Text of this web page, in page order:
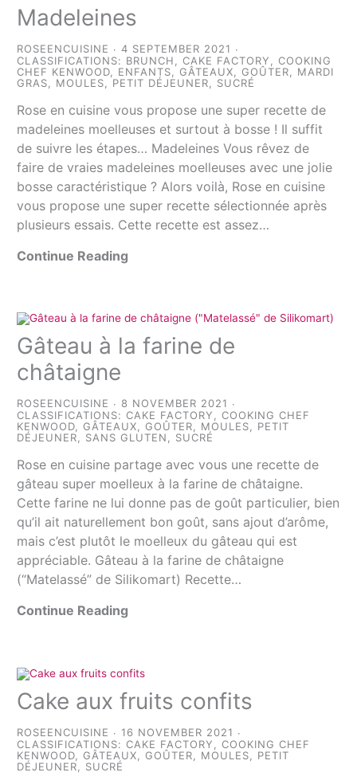
Madeleines
ROSEENCUISINE
4 SEPTEMBER 2021
CLASSIFICATIONS: BRUNCH ,CAKE FACTORY ,COOKING
CHEF KENWOOD
ENFANTS ,GÂTEAUX ,GOÛTER
MARDI
GRAS
MOULES PETIT DÉJEUNER SUCRÉ
Rose en cuisine vous propose une super recette de
madeleines moelleuses et surtout à bosse ! Il suffit
de suivre les étapes… Madeleines Vous rêvez de
faire de vraies madeleines moelleuses avec une jolie
bosse caractéristique ? Alors voilà, Rose en cuisine
vous propose une super recette sélectionnée après
plusieurs essais. Cette recette est assez…
Continue Reading
Gâteau à la farine de
châtaigne
ROSEENCUISINE
8 NOVEMBER 2021
CLASSIFICATIONS:CAKE FACTORY,COOKING CHEF
KENWOOD,GÂTEAUX,GOÛTER, MOULES, PETIT
DÉJEUNER, SANS GLUTEN, SUCRÉ
Rose en cuisine partage avec vous une recette de
gâteau super moelleux à la farine de châtaigne.
Cette farine ne lui donne pas de goût particulier, bien
qu’il ait naturellement bon goût, sans ajout d’arôme,
mais c’est plutôt le moelleux du gâteau qui est
appréciable. Gâteau à la farine de châtaigne
(“Matelassé” de Silikomart) Recette…
Continue Reading
Cake aux fruits confits
ROSEENCUISINE
16 NOVEMBER 2021
CLASSIFICATIONS:CAKE FACTORY ,COOKING CHEF
KENWOOD ,GÂTEAUX ,GOÛTER MOULES
PETIT
DÉJEUNER
SUCRÉ